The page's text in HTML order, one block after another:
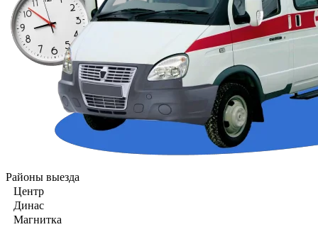
Районы выезда
Центр
Динас
Магнитка